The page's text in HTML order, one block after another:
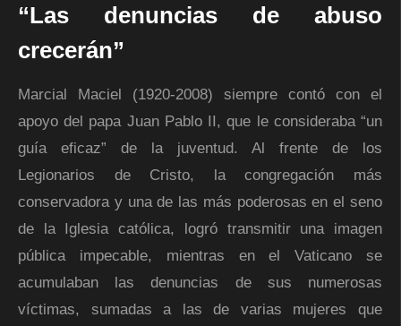
“Las denuncias de abuso
crecerán”
Marcial Maciel (1920-2008) siempre contó con el
apoyo del papa Juan Pablo II, que le consideraba “un
guía eficaz” de la juventud. Al frente de los
Legionarios de Cristo, la congregación más
conservadora y una de las más poderosas en el seno
de la Iglesia católica, logró transmitir una imagen
pública impecable, mientras en el Vaticano se
acumulaban las denuncias de sus numerosas
víctimas, sumadas a las de varias mujeres que